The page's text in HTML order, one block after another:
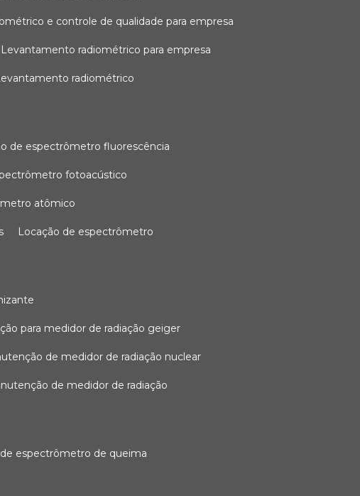
e controle de qualidade para empresa
levantamento radiométrico para empresa
levantamento radiométrico
de espectrômetro fluorescência
fotoacústico
atômico
locação de espectrômetro
para medidor de radiação geiger
de medidor de radiação nuclear
de medidor de radiação
de espectrômetro de queima